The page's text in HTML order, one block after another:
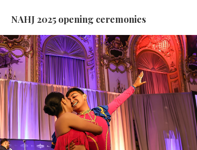
NAHJ 2025 opening ceremonies